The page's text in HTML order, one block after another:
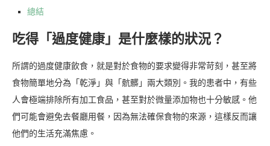
總結
吃得「過度健康」是什麼樣的狀況？
所謂的過度健康飲食，就是對於食物的要求變得非常苛刻，甚至將
食物簡單地分為「乾淨」與「骯髒」兩大類別。我的患者中，有些
人會極端排除所有加工食品，甚至對於微量添加物也十分敏感。他
們可能會避免去餐廳用餐，因為無法確保食物的來源，這樣反而讓
他們的生活充滿焦慮。